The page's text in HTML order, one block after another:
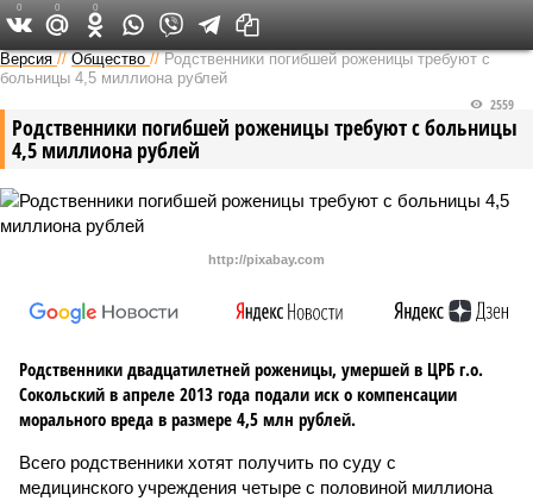
Версия в Кирове
Версия //Общество //Родственники погибшей роженицы требуют с
больницы 4,5 миллиона рублей
Родственники погибшей роженицы требуют с больницы
4,5 миллиона рублей
2559
http://pixabay.com
Родственники двадцатилетней роженицы, умершей в ЦРБ г.о.
Сокольский в апреле 2013 года подали иск о компенсации
морального вреда в размере 4,5 млн рублей.
Всего родственники хотят получить по суду с
медицинского учреждения четыре с половиной миллиона
0 0 0